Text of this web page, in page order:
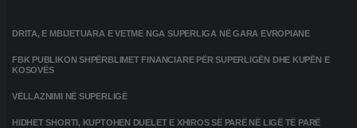
DRITA, E MBIJETUARA E VETME NGA SUPERLIGA NË GARA EVROPIANE
FBK PUBLIKON SHPËRBLIMET FINANCIARE PËR SUPERLIGËN DHE KUPËN E
KOSOVËS
VËLLAZNIMI NË SUPERLIGË
HIDHET SHORTI, KUPTOHEN DUELET E XHIROS SË PARË NË LIGË TË PARË